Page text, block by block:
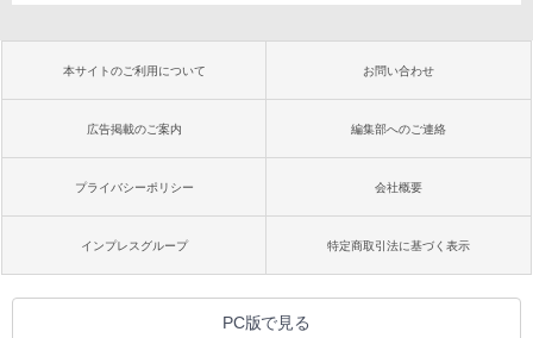
本サイトのご利用について お問い合わせ
広告掲載のご案内 編集部へのご連絡
プライバシーポリシー 会社概要
インプレスグループ 特定商取引法に基づく表示
PC版で見る